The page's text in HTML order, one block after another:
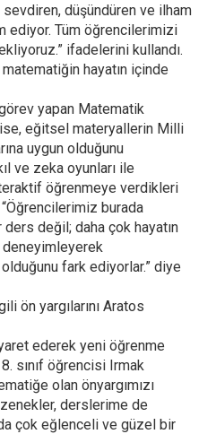
düşündüren ve ilham
ediyor. Tüm öğrencilerimizi
ifadelerini kullandı.
hayatın içinde
yapan Matematik
eğitsel materyallerin Milli
uygun olduğunu
ve zeka oyunları ile
öğrenmeye verdikleri
burada
değil; daha çok hayatın
fark ediyorlar.” diye
ön yargılarını Aratos
ederek yeni öğrenme
sınıf öğrencisi Irmak
olan önyargımızı
derslerime de
çok eğlenceli ve güzel bir